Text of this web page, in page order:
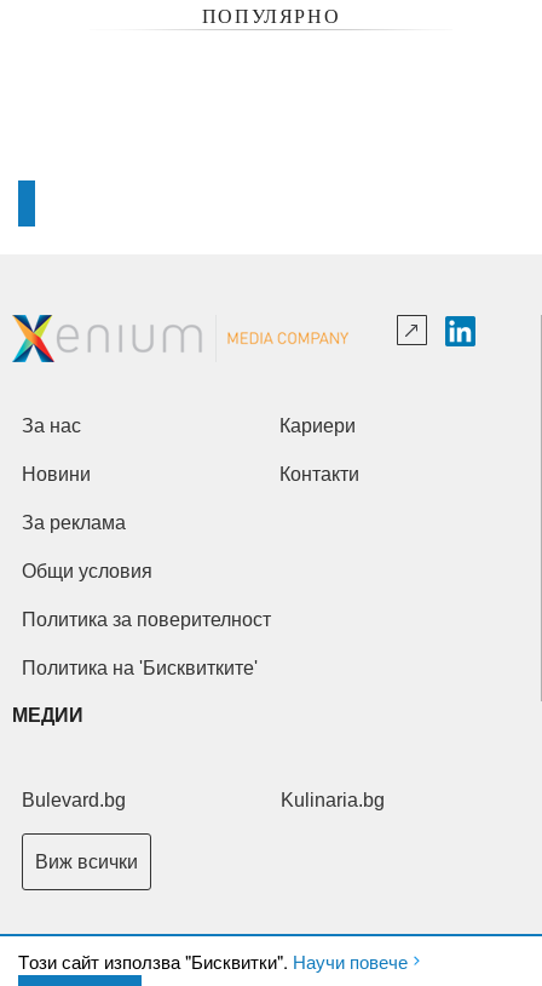
ПОПУЛЯРНО
Tози сайт използва "Бисквитки". Научи повече
За нас Кариери
Новини Контакти
За реклама
Общи условия
Политика за поверителност
Политика на 'Бисквитките'
МЕДИИ
Bulevard.bg Kulinaria.bg
Виж всички